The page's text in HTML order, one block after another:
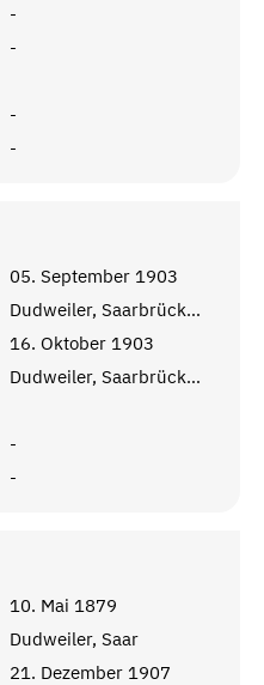
-
-
-
-
05. September 1903
Dudweiler, Saarbrücken
16. Oktober 1903
Dudweiler, Saarbrücken
-
-
10. Mai 1879
Dudweiler, Saar
21. Dezember 1907